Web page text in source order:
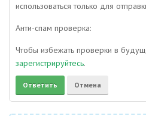
использоваться только для
Анти-спам проверка:
Чтобы избежать проверки в
зарегистрируйтесь.